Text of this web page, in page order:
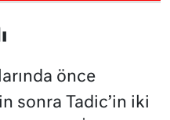
önce
sonra Tadic’in iki